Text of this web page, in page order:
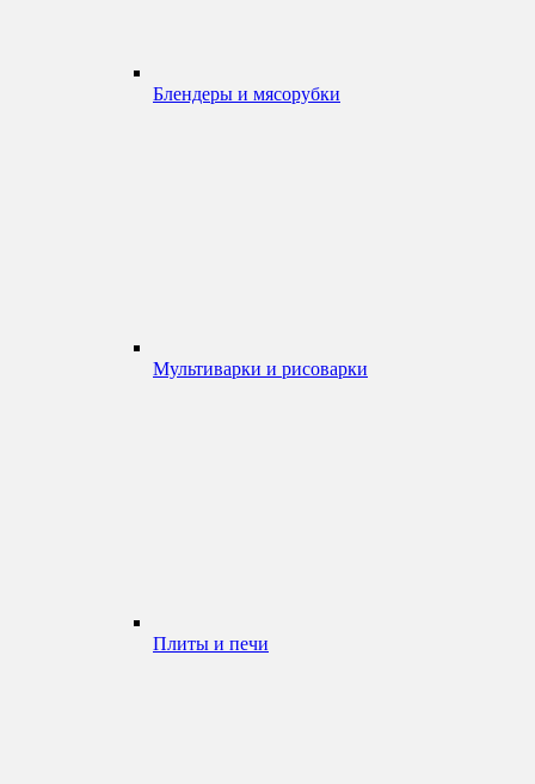
Блендеры и мясорубки
Мультиварки и рисоварки
Плиты и печи